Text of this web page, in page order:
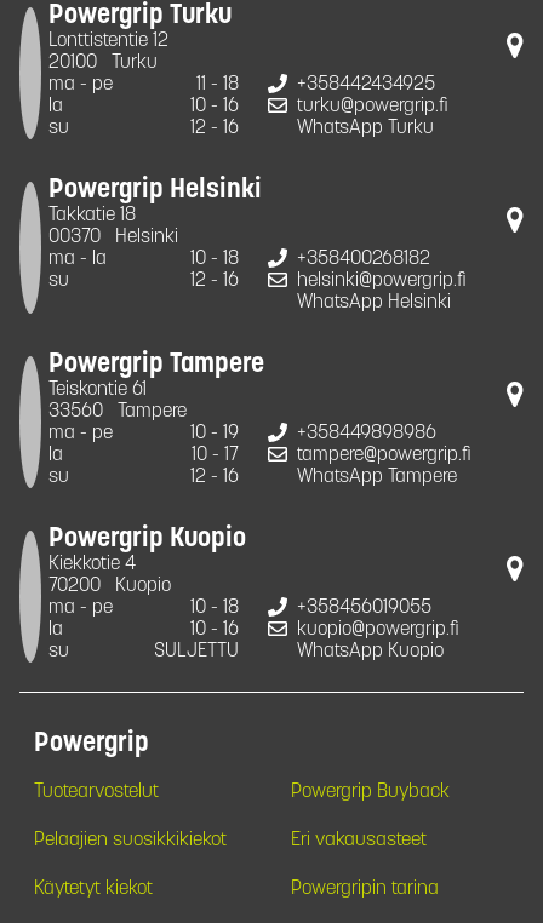
Powergrip Turku
Lonttistentie 12
20100
Turku
ma - pe
11 - 18
la
10 - 16
su
12 - 16
+358442434925
turku@powergrip.fi
WhatsApp Turku
Powergrip Helsinki
Takkatie 18
00370
Helsinki
ma - la
10 - 18
su
12 - 16
+358400268182
helsinki@powergrip.fi
WhatsApp Helsinki
Powergrip Tampere
Teiskontie 61
33560
Tampere
ma - pe
10 - 19
la
10 - 17
su
12 - 16
+358449898986
tampere@powergrip.fi
WhatsApp Tampere
Powergrip Kuopio
Kiekkotie 4
70200
Kuopio
ma - pe
10 - 18
la
10 - 16
su
SULJETTU
+358456019055
kuopio@powergrip.fi
WhatsApp Kuopio
Powergrip
Tuotearvostelut Powergrip Buyback
Pelaajien suosikkikiekot Eri vakausasteet
Käytetyt kiekot Powergripin tarina